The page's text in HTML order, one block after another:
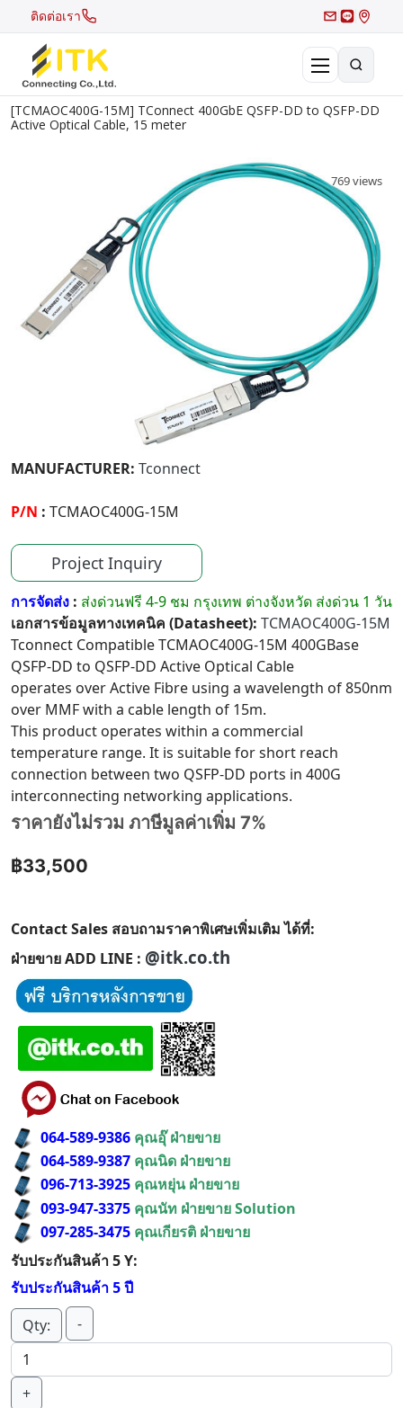
ติดต่อเรา
×
[TCMAOC400G-15M] TConnect 400GbE QSFP-DD to QSFP-DD
Active Optical Cable, 15 meter
769 views
MANUFACTURER: Tconnect
P/N : TCMAOC400G-15M
Project Inquiry
การจัดส่ง : ส่งด่วนฟรี 4-9 ชม กรุงเทพ ต่างจังหวัด ส่งด่วน 1 วัน
เอกสารข้อมูลทางเทคนิค (Datasheet): TCMAOC400G-15M
Tconnect Compatible TCMAOC400G-15M 400GBase
QSFP-DD to QSFP-DD Active Optical Cable
operates over Active Fibre using a wavelength of 850nm
over MMF with a cable length of 15m.
This product operates within a commercial
temperature range. It is suitable for short reach
connection between two QSFP-DD ports in 400G
interconnecting networking applications.
ราคายังไม่รวม ภาษีมูลค่าเพิ่ม 7%
฿33,500
Contact Sales สอบถามราคาพิเศษเพิ่มเติม ได้ที่:
ฝ่ายขาย ADD LINE : @itk.co.th
064-589-9386 คุณอุ๊ ฝ่ายขาย
064-589-9387 คุณนิด ฝ่ายขาย
096-713-3925 คุณหยุ่น ฝ่ายขาย
093-947-3375 คุณนัท ฝ่ายขาย Solution
097-285-3475 คุณเกียรติ ฝ่ายขาย
รับประกันสินค้า 5 Y:
รับประกันสินค้า 5 ปี
Qty:
-
+